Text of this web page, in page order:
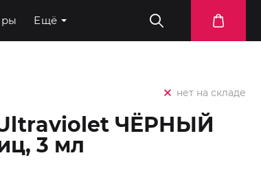
Ещё
нет на складе
ЧЁРНЫЙ
3 мл